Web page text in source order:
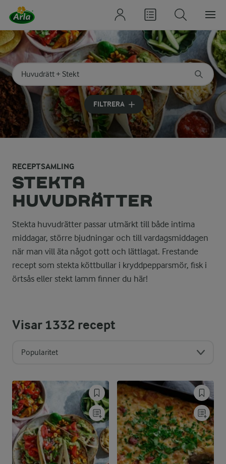
Sök på kategori eller ingrediens
Skriv in sökord för att få förslag
FILTRERA
RECEPTSAMLING
STEKTA
HUVUDRÄTTER
Stekta huvudrätter passar utmärkt till både intima
middagar, större bjudningar och till vardagsmiddagen
när man vill äta något gott och lättlagat. Frestande
recept som stekta köttbullar i kryddpepparsmör, fisk i
örtsås eller stekt lamm finner du här!
Visar1332 recept
Popularitet